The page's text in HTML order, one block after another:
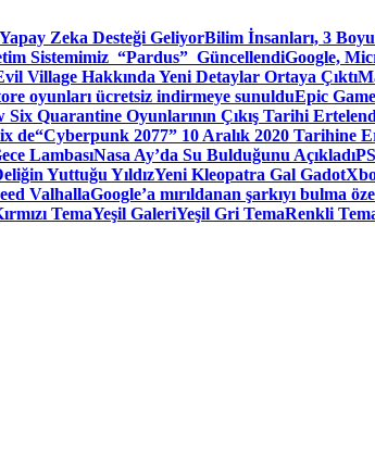
Zeka Desteği GeliyorBilim İnsanları, 3
Sistemimiz “Pardus” GüncellendiGoogle,
Village Hakkında Yeni Detaylar Ortaya Çıktı
oyunları ücretsiz indirmeye sunulduEpic
Quarantine Oyunlarının Çıkış Tarihi
de“Cyberpunk 2077” 10 Aralık 2020 Tarihine
LambasıNasa Ay’da Su Bulduğunu Açıkladı
Yuttuğu YıldızYeni Kleopatra Gal Gadot
ValhallaGoogle’a mırıldanan şarkıyı bulma
TemaYeşil GaleriYeşil Gri TemaRenkli